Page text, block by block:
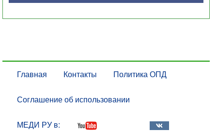
Главная Контакты Политика ОПД
Соглашение об использовании
МЕДИ РУ в: